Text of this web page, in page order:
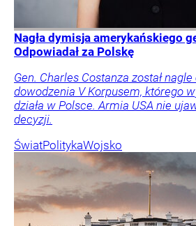
Nagła dymisja amerykańskiego
Odpowiadał za Polskę
Gen. Charles Costanza został nagle
dowodzenia V Korpusem, którego
działa w Polsce. Armia USA nie
decyzji.
ŚwiatPolitykaWojsko